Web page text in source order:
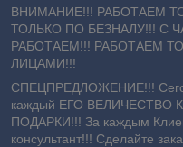
ВНИМАНИЕ!!! РАБОТАЕМ
ТОЛЬКО ПО БЕЗНАЛУ!!! С
РАБОТАЕМ!!! РАБОТАЕМ
ЛИЦАМИ!!!
СПЕЦПРЕДЛОЖЕНИЕ!!!
каждый ЕГО ВЕЛИЧЕСТВО
ПОДАРКИ!!! За каждым
консультант!!! Сделайте